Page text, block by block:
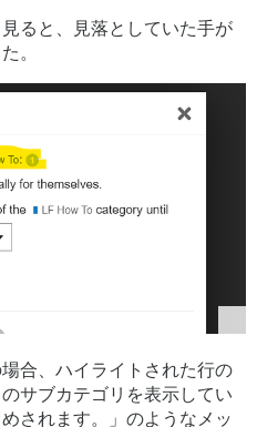
ると、見落としていた手が
。
合、ハイライトされた行の
サブカテゴリを表示してい
されます。」のようなメッ